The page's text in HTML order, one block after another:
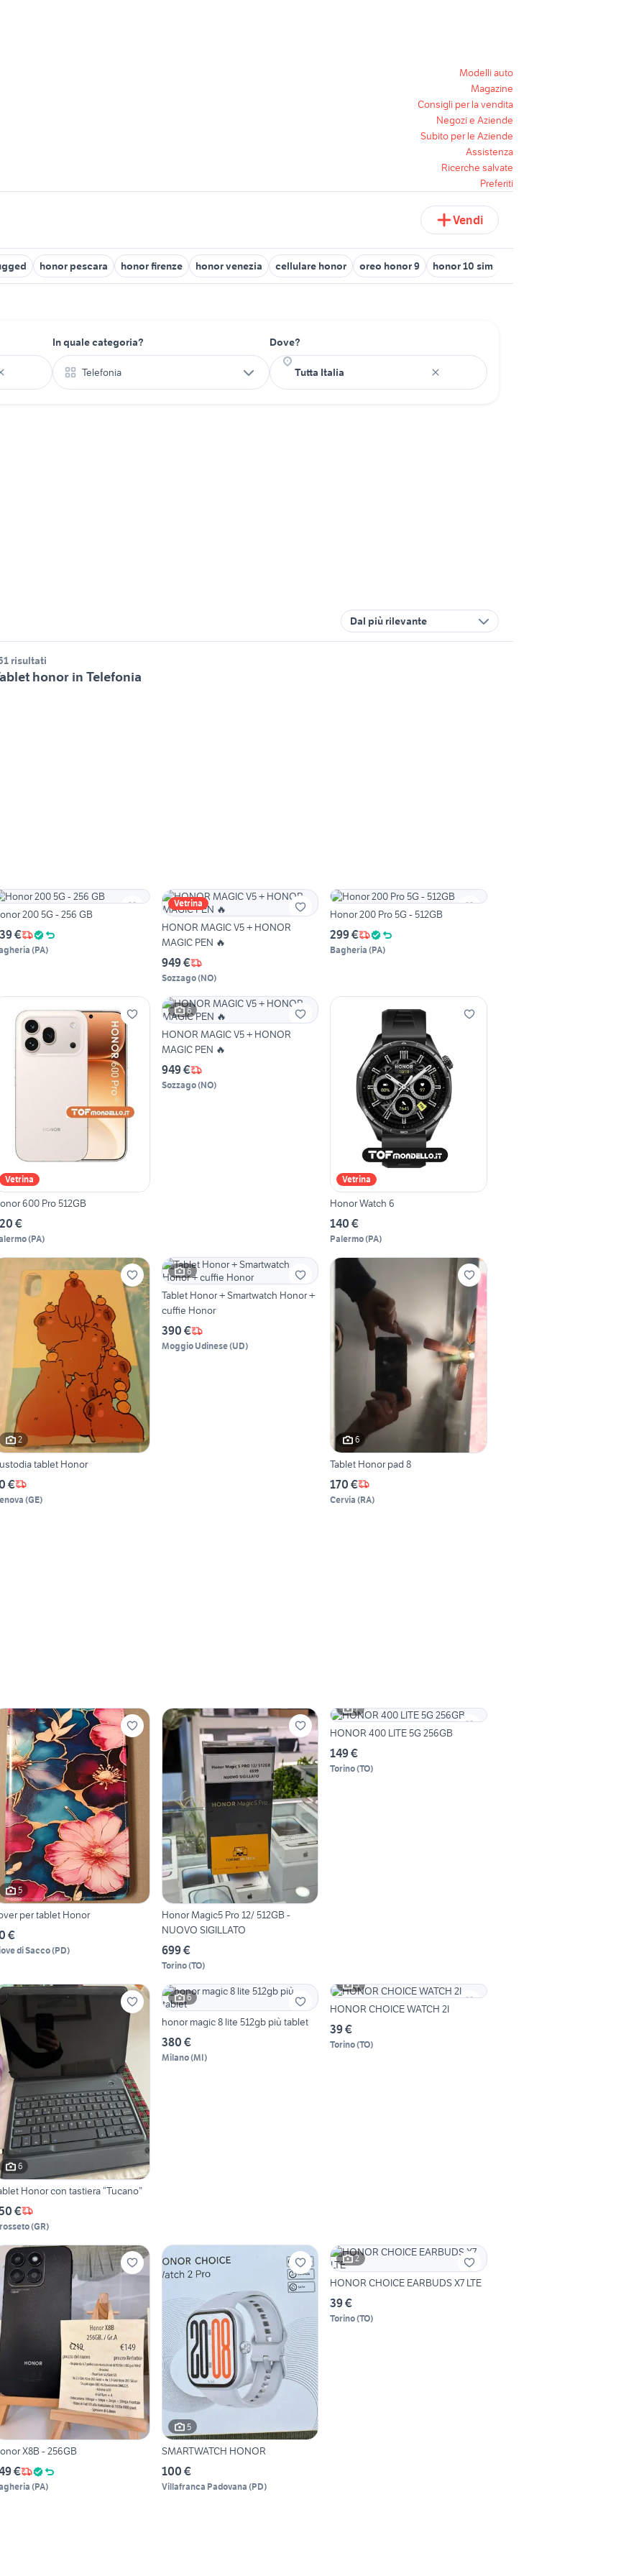
Modelli auto
Magazine
Consigli per la vendita
Negozi e Aziende
Subito per le Aziende
Assistenza
Ricerche salvate
Preferiti
Vendi
honor pescara honor firenze honor venezia cellulare honor oreo honor 9 honor 10 sim
In quale categoria?
Telefonia
Dove?
Dal più rilevante
risultati
honor in Telefonia
200 5G - 256 GB
€
(PA)
Vetrina
HONOR MAGIC V5 + HONOR
MAGIC PEN 🔥
949 €
Sozzago(NO)
Honor 200 Pro 5G - 512GB
299 €
Bagheria (PA)
Vetrina
600 Pro 512GB
€
(PA)
6
HONOR MAGIC V5 + HONOR
MAGIC PEN 🔥
949 €
Sozzago(NO)
Vetrina
Honor Watch 6
140 €
Palermo(PA)
2
tablet Honor
€
(GE)
6
Tablet Honor + Smartwatch Honor +
cuffie Honor
390 €
Moggio Udinese(UD)
6
Tablet Honor pad 8
170 €
Cervia (RA)
5
per tablet Honor
€
di Sacco(PD)
Honor Magic5 Pro 12/ 512GB -
NUOVO SIGILLATO
699 €
Torino(TO)
7
HONOR 400 LITE 5G 256GB
149 €
Torino(TO)
6
Tablet Honor con tastiera “Tucano”
€
(GR)
6
honor magic 8 lite 512gb più tablet
380 €
Milano(MI)
3
HONOR CHOICE WATCH 2I
39 €
Torino(TO)
X8B - 256GB
€
(PA)
5
SMARTWATCH HONOR
100 €
Villafranca Padovana (PD)
2
HONOR CHOICE EARBUDS X7 LTE
39 €
Torino(TO)